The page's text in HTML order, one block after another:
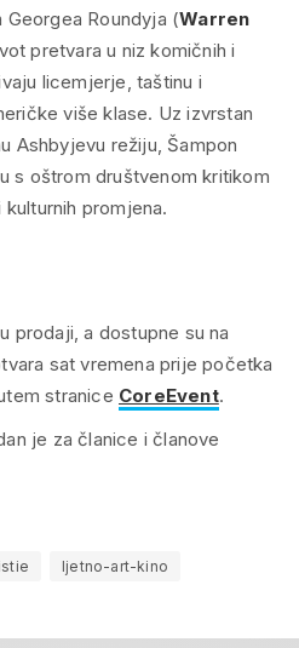
Roundyja (Warren
pretvara u niz komičnih i
licemjerje, taštinu i
više klase. Uz izvrstan
Ashbyjevu režiju, Šampon
s oštrom društvenom kritikom
promjena.
prodaji, a dostupne su na
sat vremena prije početka
stranice CoreEvent.
je za članice i članove
ljetno-art-kino